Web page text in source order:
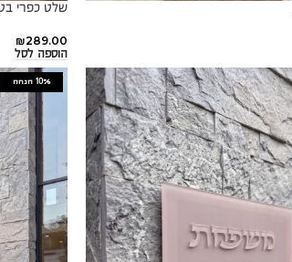
שלט כפרי
₪289.00
הוספה לסל
10% הנחה